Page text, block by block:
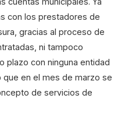
con los prestadores de
gracias al proceso de
ni tampoco
plazo con ninguna entidad
que en el mes de marzo se
de servicios de